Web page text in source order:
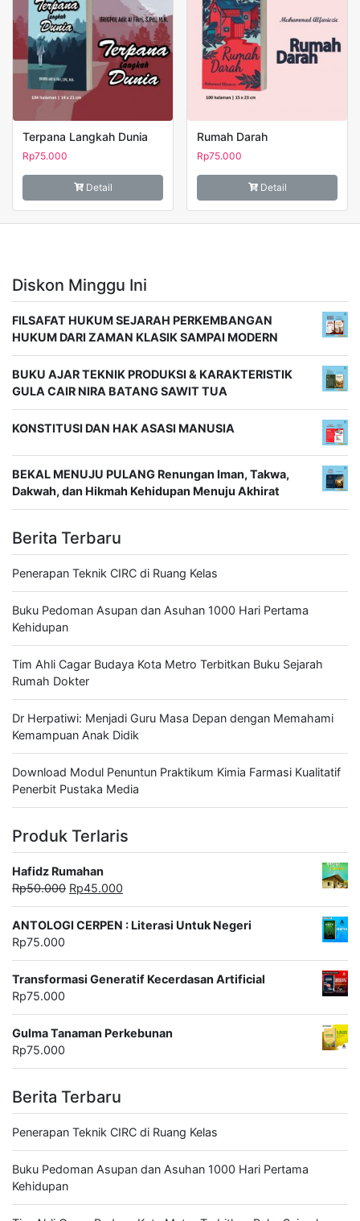
Terpana Langkah Dunia
Rp75.000
Detail
Rumah Darah
Rp75.000
Detail
Diskon Minggu Ini
FILSAFAT HUKUM SEJARAH PERKEMBANGAN
HUKUM DARI ZAMAN KLASIK SAMPAI MODERN
BUKU AJAR TEKNIK PRODUKSI & KARAKTERISTIK
GULA CAIR NIRA BATANG SAWIT TUA
KONSTITUSI DAN HAK ASASI MANUSIA
BEKAL MENUJU PULANG Renungan Iman, Takwa,
Dakwah, dan Hikmah Kehidupan Menuju Akhirat
Berita Terbaru
Penerapan Teknik CIRC di Ruang Kelas
Buku Pedoman Asupan dan Asuhan 1000 Hari Pertama
Kehidupan
Tim Ahli Cagar Budaya Kota Metro Terbitkan Buku Sejarah
Rumah Dokter
Dr Herpatiwi: Menjadi Guru Masa Depan dengan Memahami
Kemampuan Anak Didik
Download Modul Penuntun Praktikum Kimia Farmasi Kualitatif
Penerbit Pustaka Media
Produk Terlaris
Hafidz Rumahan
Rp50.000 Harga
aslinya
adalah:
Rp45.000
saat
ini
ANTOLOGI CERPEN : Literasi Untuk Negeri
Rp75.000
Transformasi Generatif Kecerdasan Artificial
Rp75.000
Gulma Tanaman Perkebunan
Rp75.000
Berita Terbaru
Penerapan Teknik CIRC di Ruang Kelas
Buku Pedoman Asupan dan Asuhan 1000 Hari Pertama
Kehidupan